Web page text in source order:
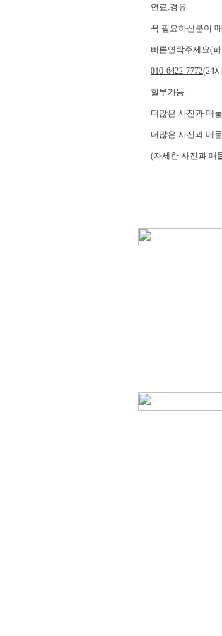
연료:경유
꼭 필요하신분이
빠른연락주세요(
010-6422-7772(24
할부가능
더많은 사진과 매
더많은 사진과 매
(자세한 사진과 매